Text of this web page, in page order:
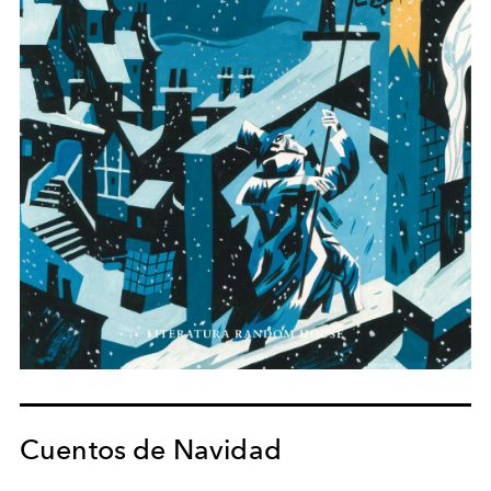
Cuentos de Navidad